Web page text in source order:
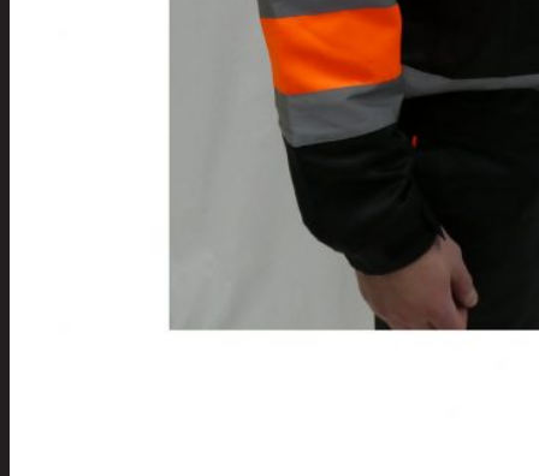
Päivittäistavarat
Apuvälineet
Hengityssuojaimet ja
desinfiointi
Henkilökohtainen
hygienia
Hiusharjat ja
Hiuspinnit ja
Hiusvärit